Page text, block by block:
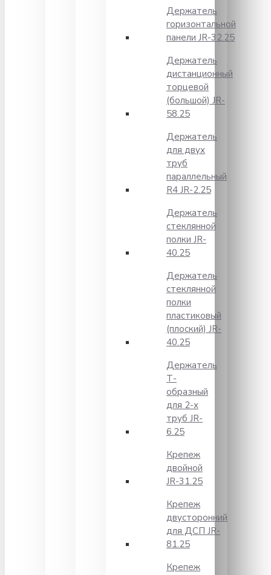
Держатель
горизонтальной
панели JR-32.25
Держатель
дистанционный
торцевой
(большой) JR-
58.25
Держатель
для двух
труб
параллельный
R4 JR-2.25
Держатель
стеклянной
полки JR-
40.25
Держатель
стеклянной
полки
пластиковый
(плоский) JR-
40.25
Держатель
Т-
образный
для 2-х
труб JR-
6.25
Крепеж
двойной
JR-31.25
Крепеж
двусторонний
для ДСП JR-
81.25
Крепеж